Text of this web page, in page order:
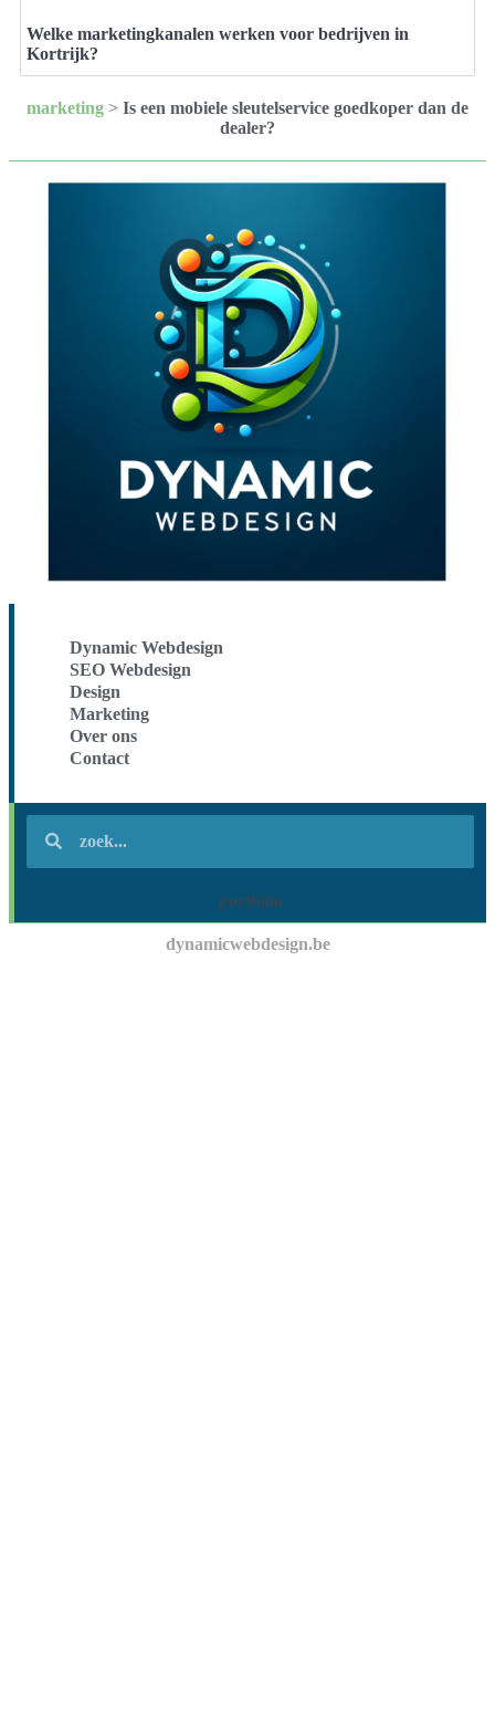
Welke marketingkanalen werken voor bedrijven in
Kortrijk?
marketing > Is een mobiele sleutelservice goedkoper dan de
dealer?
Dynamic Webdesign
SEO Webdesign
Design
Marketing
Over ons
Contact
portfolio
dynamicwebdesign.be